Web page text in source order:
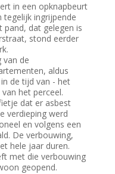
in een opknapbeurt
tegelijk ingrijpende
dat gelegen is
stond eerder
van de
aldus
de tijd van - het
van het perceel.
dat er asbest
verdieping werd
en volgens een
De verbouwing,
hele jaar duren.
met die verbouwing
geopend.